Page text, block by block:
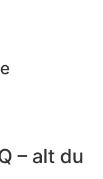
– alt du